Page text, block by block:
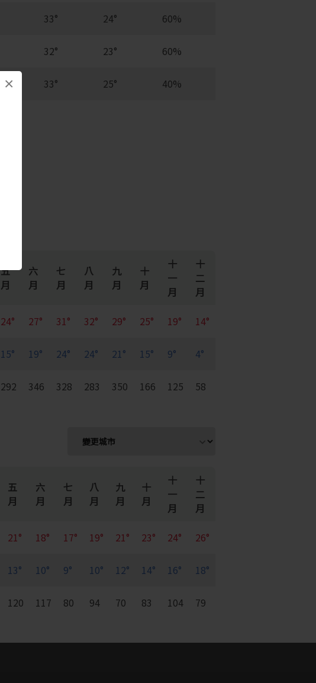
×
33° 24° 60%
32° 23° 60%
33° 25° 40%
五
月
六
月
七
月
八
月
九
月
十
月
十
一
月
十
二
月
24° 27° 31° 32° 29° 25° 19° 14°
15° 19° 24° 24° 21° 15° 9° 4°
292 346 328 283 350 166 125 58
五
月
六
月
七
月
八
月
九
月
十
月
十
一
月
十
二
月
21° 18° 17° 19° 21° 23° 24° 26°
13° 10° 9° 10° 12° 14° 16° 18°
120 117 80 94 70 83 104 79